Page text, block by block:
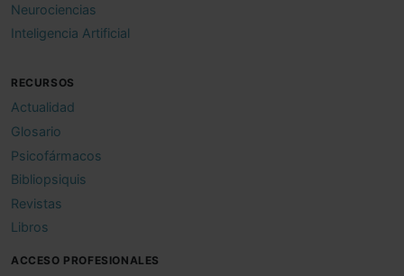
Neurociencias
Inteligencia Artificial
RECURSOS
Actualidad
Glosario
Psicofármacos
Bibliopsiquis
Revistas
Libros
ACCESO PROFESIONALES